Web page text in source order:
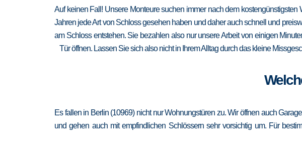
Auf keinen Fall! Unsere Monteure suchen immer nach dem
Jahren jede Art von Schloss gesehen haben und daher auch schnell und
am Schloss entstehen. Sie bezahlen also nur unsere Arbeit von einigen
Tür öffnen. Lassen Sie sich also nicht in Ihrem Alltag durch das kleine
Es fallen in Berlin (10969) nicht nur Wohnungstüren zu. Wir öffnen auch
und gehen auch mit empfindlichen Schlössern sehr vorsichtig um. Für